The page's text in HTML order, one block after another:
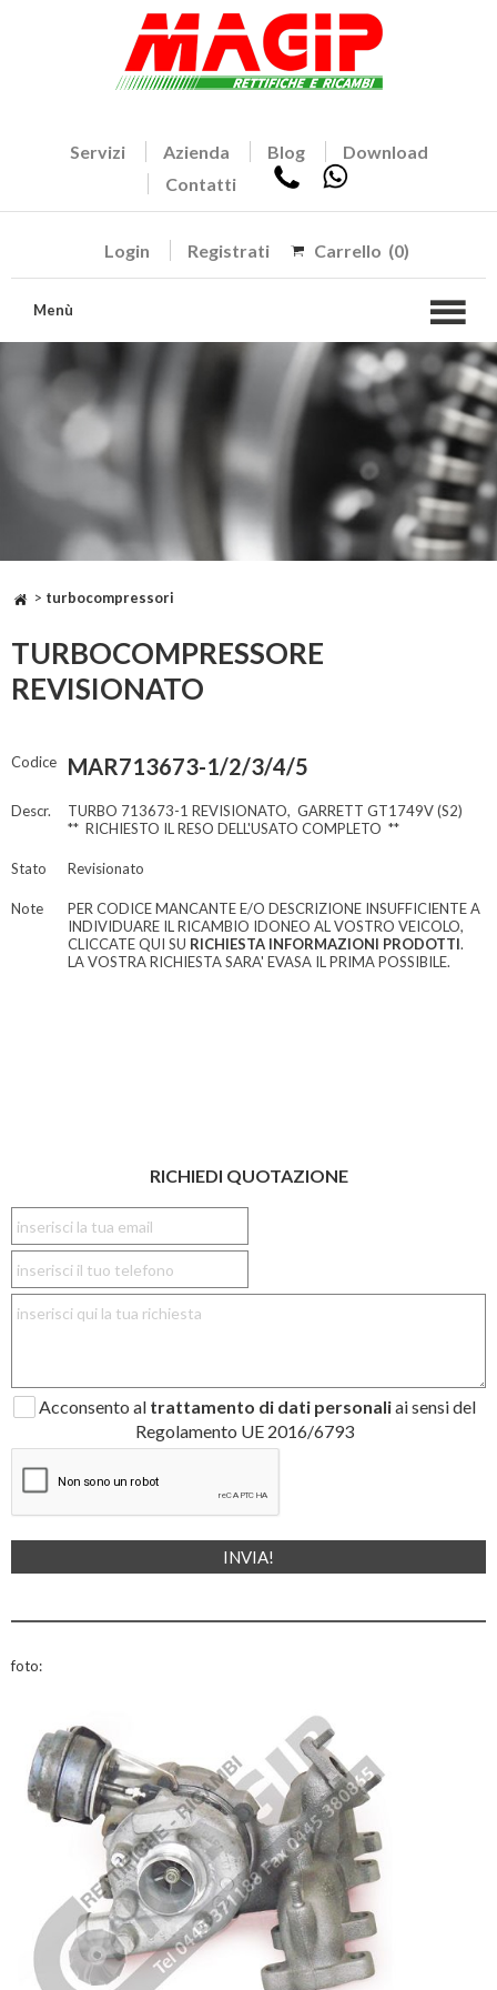
Servizi Azienda Blog
Download
Contatti
Login Registrati Carrello (0)
Menù
> turbocompressori
TURBOCOMPRESSORE
REVISIONATO
Codice MAR713673-1/2/3/4/5
Descr.
TURBO 713673-1 REVISIONATO, GARRETT GT1749V (S2)
** RICHIESTO IL RESO DELL'USATO COMPLETO **
Stato Revisionato
Note
PER CODICE MANCANTE E/O DESCRIZIONE INSUFFICIENTE A
INDIVIDUARE IL RICAMBIO IDONEO AL VOSTRO VEICOLO,
CLICCATE QUI SU RICHIESTA INFORMAZIONI PRODOTTI.
LA VOSTRA RICHIESTA SARA' EVASA IL PRIMA POSSIBILE.
RICHIEDI QUOTAZIONE
Acconsento al trattamento di dati personaliai sensi del
Regolamento UE 2016/6793
foto: